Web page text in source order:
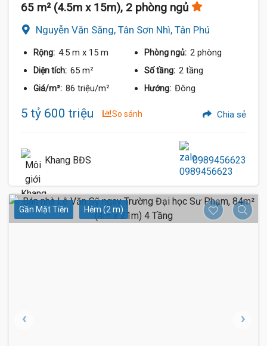
65 m² (4.5m x 15m), 2 phòng ngủ
Nguyễn Văn Săng, Tân Sơn Nhì, Tân Phú
Rộng: 4.5 m x 15 m Phòng ngủ: 2 phòng
Diện tích: 65 m² Số tầng: 2 tầng
Giá/m²: 86 triệu/m² Hướng: Đông
5 tỷ 600 triệu So sánh Chia sẻ
Khang BĐS 0989456623
Gần Mặt Tiền Hẻm (2 m)